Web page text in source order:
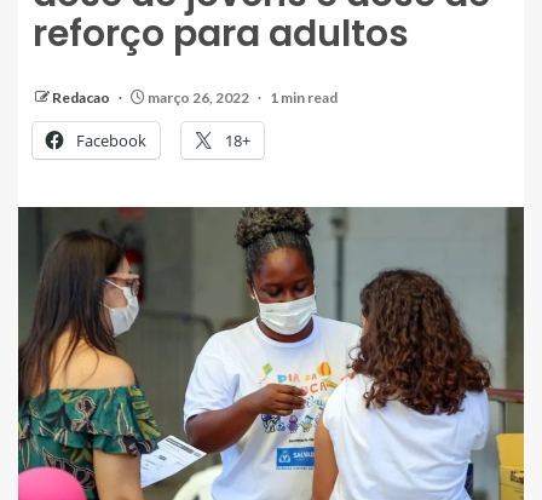
reforço para adultos
Redacao março 26, 2022 1 min read
Facebook 18+